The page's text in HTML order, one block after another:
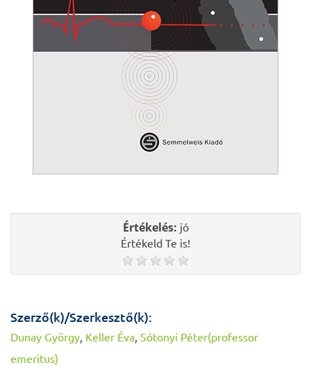
Értékelés: jó
Értékeld Te is!
Szerző(k)/Szerkesztő(k):
Dunay György, Keller Éva, Sótonyi Péter(professor
emeritus)